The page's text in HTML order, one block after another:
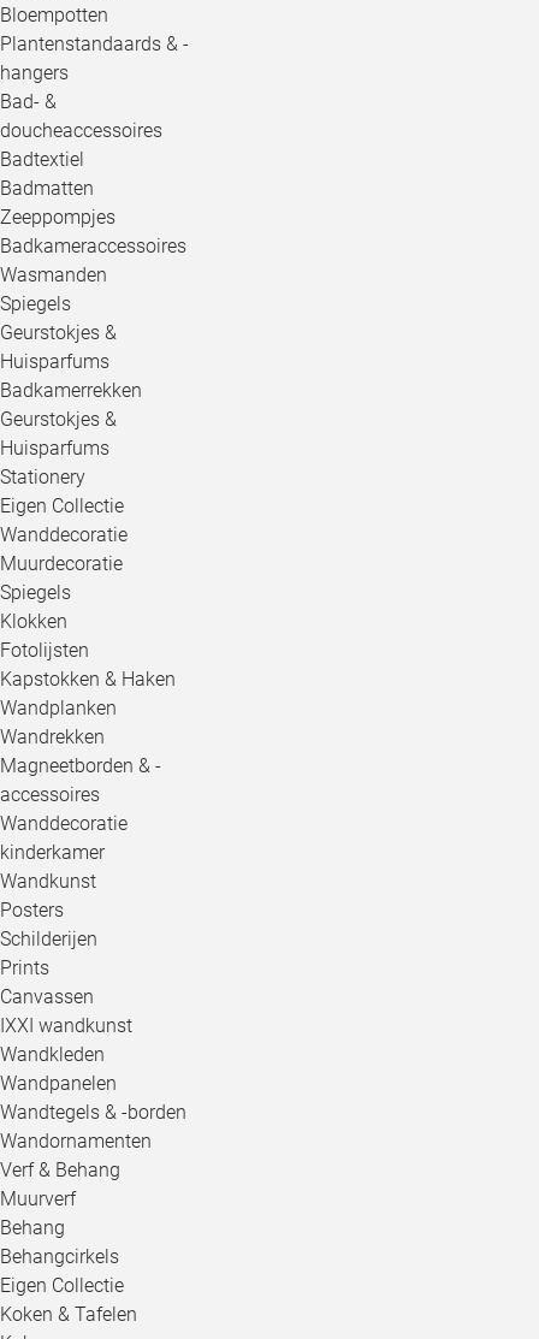
Bloempotten
Plantenstandaards & -
hangers
Bad- &
doucheaccessoires
Badtextiel
Badmatten
Zeeppompjes
Badkameraccessoires
Wasmanden
Spiegels
Geurstokjes &
Huisparfums
Badkamerrekken
Geurstokjes &
Huisparfums
Stationery
Eigen Collectie
Wanddecoratie
Muurdecoratie
Spiegels
Klokken
Fotolijsten
Kapstokken & Haken
Wandplanken
Wandrekken
Magneetborden & -
accessoires
Wanddecoratie
kinderkamer
Wandkunst
Posters
Schilderijen
Prints
Canvassen
IXXI wandkunst
Wandkleden
Wandpanelen
Wandtegels & -borden
Wandornamenten
Verf & Behang
Muurverf
Behang
Behangcirkels
Eigen Collectie
Koken & Tafelen